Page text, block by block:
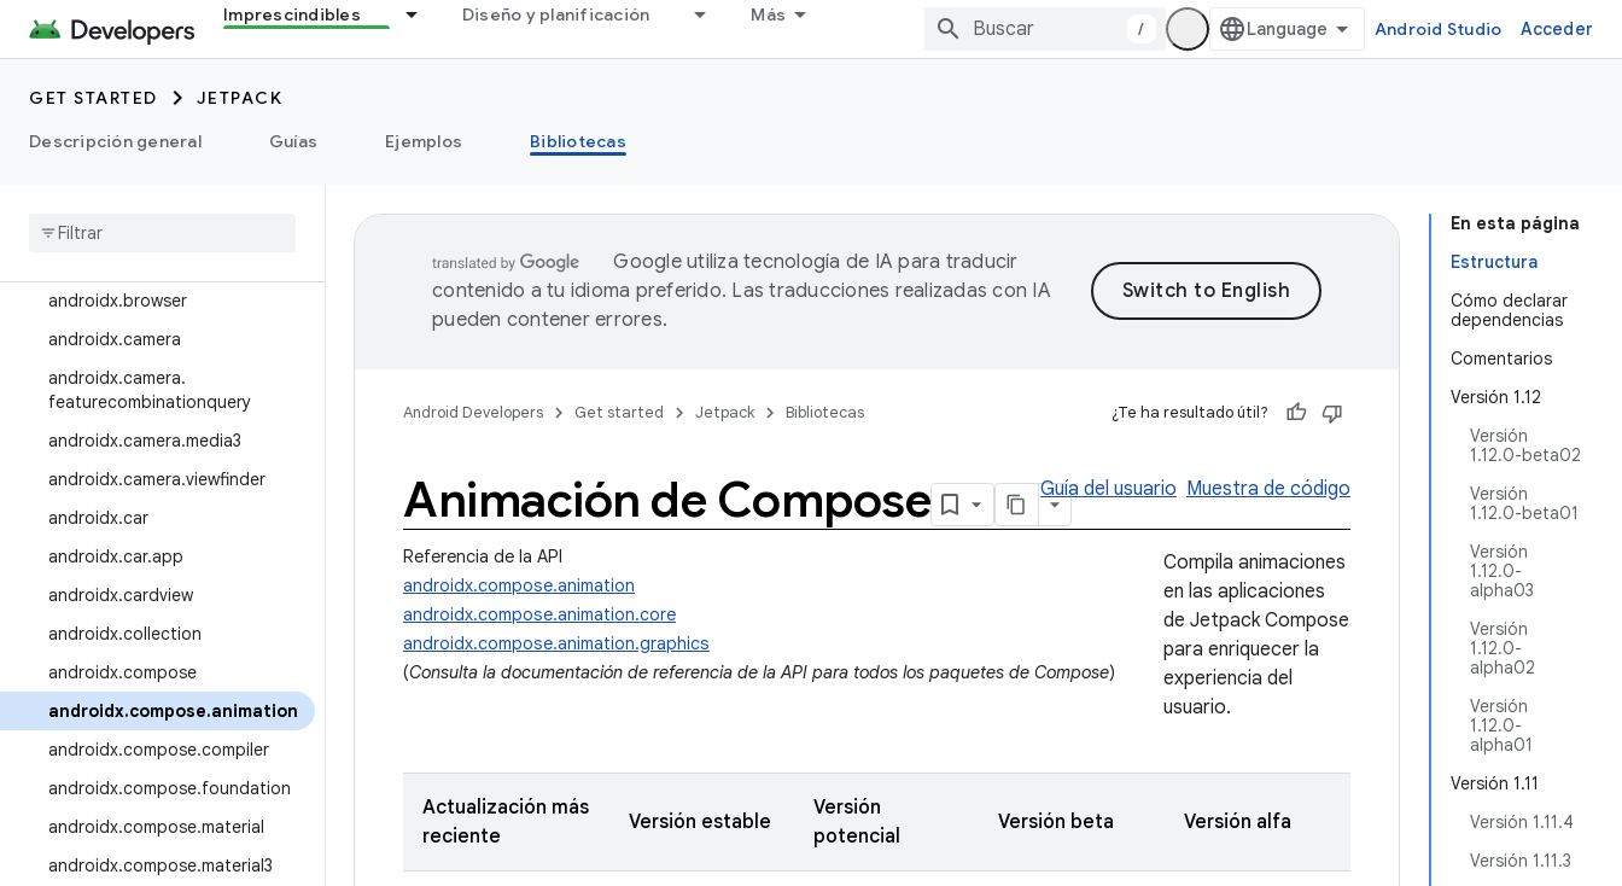
Imprescindibles Diseño y planificación Más
/ Android Studio Acceder
GET STARTED
JETPACK
Descripción general
Guías Ejemplos Bibliotecas
androidx.appsearch
androidx.asynclayoutinflater
androidx.autofill
androidx
androidx.browser
androidx.camera
androidx.camera.
featurecombinationquery
androidx.camera.media3
androidx.camera.viewfinder
androidx.car
androidx.car.app
androidx.cardview
androidx.collection
androidx.compose
androidx.compose.animation
androidx.compose.compiler
androidx.compose.foundation
androidx.compose.material
androidx.compose.material3
En esta página
Estructura
Cómo declarar
dependencias
Comentarios
Versión 1.12
Versión
1.12.0-beta02
Versión
1.12.0-beta01
Versión
1.12.0-
alpha03
Versión
1.12.0-
alpha02
Versión
1.12.0-
alpha01
Versión 1.11
Versión 1.11.4
Versión 1.11.3
Google utiliza tecnología de IA para traducir
contenido a tu idioma preferido. Las traducciones realizadas con IA
pueden contener errores.
Android Developers Get started Jetpack Bibliotecas ¿Te ha resultado útil?
Animación de Compose Guía del usuario Muestra de código
Referencia de la API
androidx.compose.animation
androidx.compose.animation.core
androidx.compose.animation.graphics
(Consulta la documentación de referencia de la API para todos los paquetes de Compose)
Compila animaciones
en las aplicaciones
de Jetpack Compose
para enriquecer la
experiencia del
usuario.
Actualización más
reciente
Versión estable
Versión
potencial
Versión beta Versión alfa